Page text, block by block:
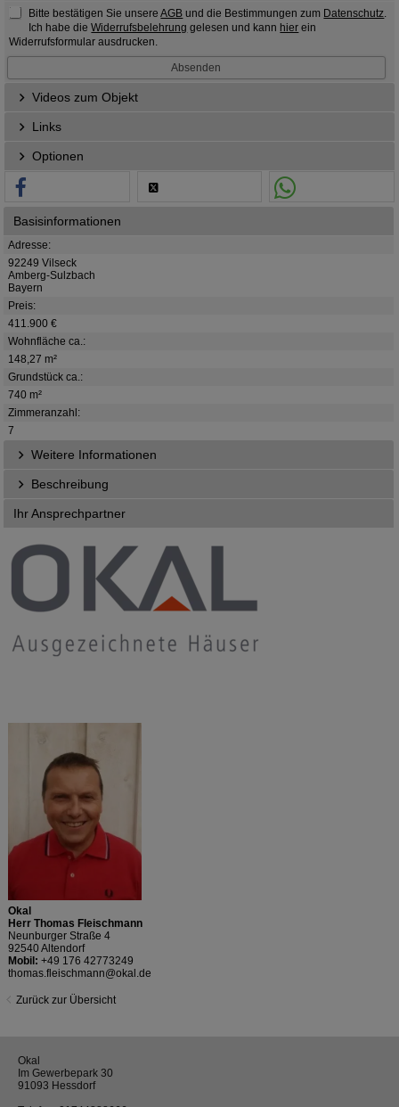
Bitte bestätigen Sie unsereAGB und die Bestimmungen zum Datenschutz
Ich habe dieWiderrufsbelehrung gelesen und kann hier ein
Widerrufsformular ausdrucken.
Videos zum Objekt
Links
Optionen
Basisinformationen
Adresse:
92249 Vilseck
Amberg-Sulzbach
Bayern
Preis:
411.900 €
Wohnfläche ca.:
148,27 m²
Grundstück ca.:
740 m²
Zimmeranzahl:
7
Weitere Informationen
Beschreibung
Ihr Ansprechpartner
Okal
Herr Thomas Fleischmann
Neunburger Straße 4
92540 Altendorf
Mobil: +49 176 42773249
thomas.fleischmann@okal.de
Zurück zur Übersicht
Okal
Im Gewerbepark 30
91093 Hessdorf